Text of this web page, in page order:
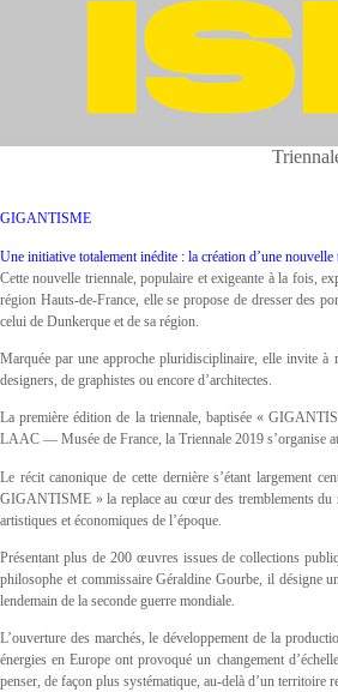
GIGANTISME
Une initiative totalement inédite : la création d’une nouvelle
Cette nouvelle triennale, populaire et exigeante à la fois,
région Hauts-de-France, elle se propose de dresser des
celui de Dunkerque et de sa région.
Marquée par une approche pluridisciplinaire, elle invite à
designers, de graphistes ou encore d’architectes.
La première édition de la triennale, baptisée «
LAAC — Musée de France, la Triennale 2019 s’organise
Le récit canonique de cette dernière s’étant largement
GIGANTISME » la replace au cœur des tremblements du
artistiques et économiques de l’époque.
Présentant plus de 200 œuvres issues de collections
philosophe et commissaire Géraldine Gourbe, il désigne
lendemain de la seconde guerre mondiale.
L’ouverture des marchés, le développement de la
énergies en Europe ont provoqué un changement
penser, de façon plus systématique, au-delà d’un territoire